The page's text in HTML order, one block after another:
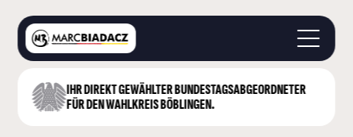
IHR DIREKT GEWÄHLTER BUNDESTAGS­ABGEORDNETER
FÜR DEN WAHLKREIS BÖBLINGEN.
STARTSEITE